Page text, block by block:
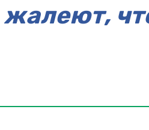
жалеют,